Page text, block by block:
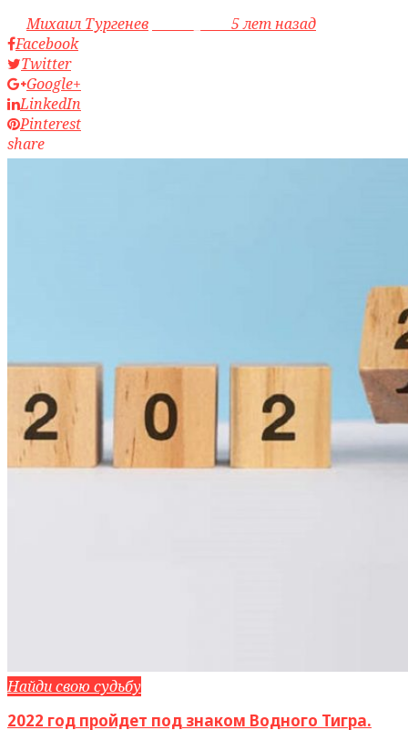
byМихаил Тургенев
5 лет назад
Facebook
Twitter
Google+
LinkedIn
Pinterest
share
Найди свою судьбу
2022 год пройдет под знаком Водного Тигра.